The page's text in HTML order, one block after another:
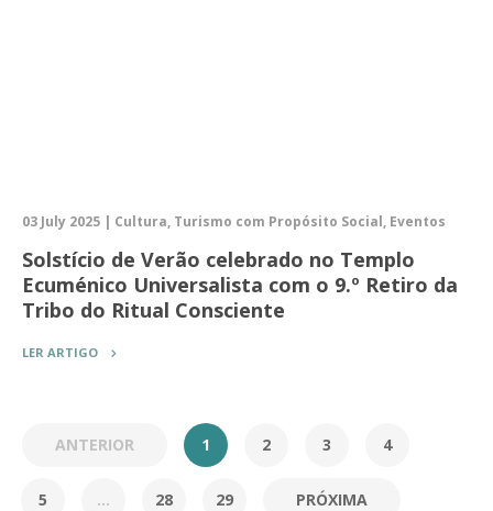
03 July 2025 | Cultura, Turismo com Propósito Social, Eventos
Solstício de Verão celebrado no Templo
Ecuménico Universalista com o 9.º Retiro da
Tribo do Ritual Consciente
LER ARTIGO
ANTERIOR 1 2 3 4
5 ... 28 29 PRÓXIMA